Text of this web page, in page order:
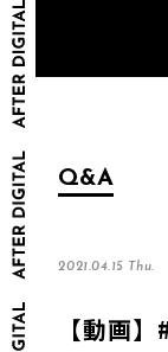
Q&A
2021.04.15 Thu.
【動画